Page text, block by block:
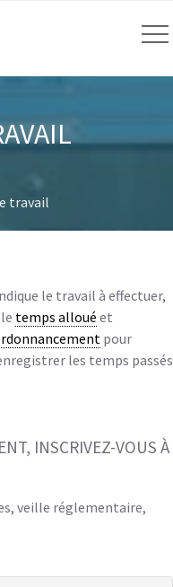
travail
le travail à effectuer,
temps alloué et
pour
les temps passés
INSCRIVEZ-VOUS À
veille réglementaire,